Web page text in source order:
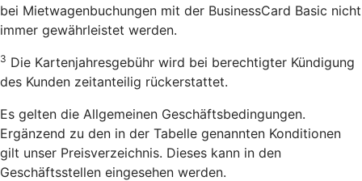
bei Mietwagenbuchungen mit der BusinessCard Basic nicht
immer gewährleistet werden.
3 Die Kartenjahresgebühr wird bei berechtigter Kündigung
des Kunden zeitanteilig rückerstattet.
Es gelten die Allgemeinen Geschäftsbedingungen.
Ergänzend zu den in der Tabelle genannten Konditionen
gilt unser Preisverzeichnis. Dieses kann in den
Geschäftsstellen eingesehen werden.